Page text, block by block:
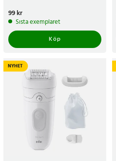
Pris:
99 kr
Sista exemplaret
Köp
NYHET